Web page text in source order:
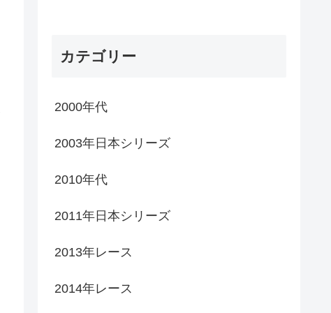
カテゴリー
2000年代
2003年日本シリーズ
2010年代
2011年日本シリーズ
2013年レース
2014年レース